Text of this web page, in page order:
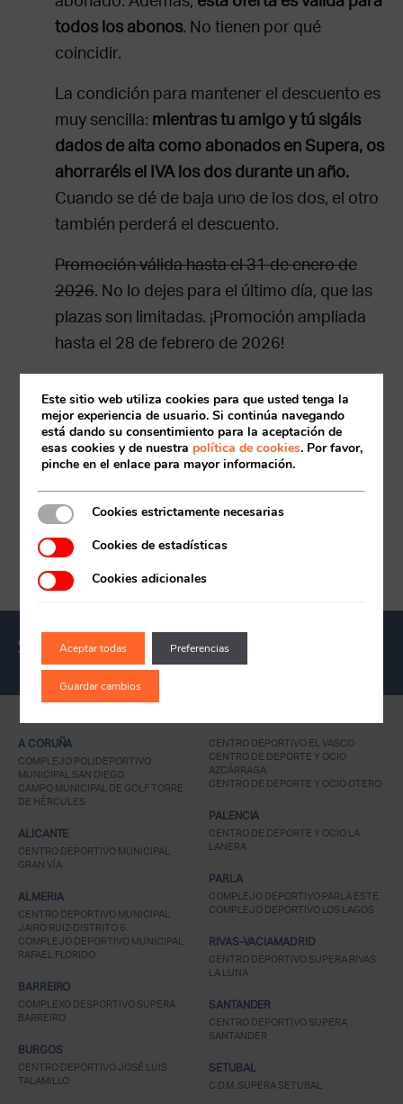
Acceso socios
todos los abonos. No tienen por qué
coincidir.
La condición para mantener el descuento es
muy sencilla: mientras tu amigo y tú sigáis
dados de alta como abonados en Supera, os
ahorraréis el IVA los dos durante un año.
Cuando se dé de baja uno de los dos, el otro
también perderá el descuento.
Promoción válida hasta el 31 de enero de
2026. No lo dejes para el último día, que las
plazas son limitadas. ¡Promoción ampliada
hasta el 28 de febrero de 2026!
Excepciones
Condiciones no aplicables en el Campo
Municipal de Golf Torre de Hércules y el C.D.
Supera Coimbra.
A CORUÑA
COMPLEJO POLIDEPORTIVO
MUNICIPAL SAN DIEGO
CAMPO MUNICIPAL DE GOLF TORRE
DE HÉRCULES
ALICANTE
CENTRO DEPORTIVO MUNICIPAL
GRAN VÍA
ALMERIA
CENTRO DEPORTIVO MUNICIPAL
JAIRO RUIZ-DISTRITO 6
COMPLEJO DEPORTIVO MUNICIPAL
RAFAEL FLORIDO
BARREIRO
COMPLEXO DESPORTIVO SUPERA
BARREIRO
BURGOS
CENTRO DEPORTIVO JOSÉ LUIS
TALAMILLO
CENTRO DEPORTIVO EL VASCO
CENTRO DE DEPORTE Y OCIO
AZCÁRRAGA
CENTRO DE DEPORTE Y OCIO OTERO
PALENCIA
CENTRO DE DEPORTE Y OCIO LA
LANERA
PARLA
COMPLEJO DEPORTIVO PARLA ESTE
COMPLEJO DEPORTIVO LOS LAGOS
RIVAS-VACIAMADRID
CENTRO DEPORTIVO SUPERA RIVAS
LA LUNA
SANTANDER
CENTRO DEPORTIVO SUPERA
SANTANDER
SETUBAL
C.D.M. SUPERA SETUBAL
Este sitio web utiliza cookies para que usted tenga la
mejor experiencia de usuario. Si continúa navegando
está dando su consentimiento para la aceptación de
esas cookies y de nuestra política de cookies. Por favor,
pinche en el enlace para mayor información.
Cookies estrictamente necesarias
Cookies de estadísticas
Cookies adicionales
Aceptar todas Preferencias
Guardar cambios